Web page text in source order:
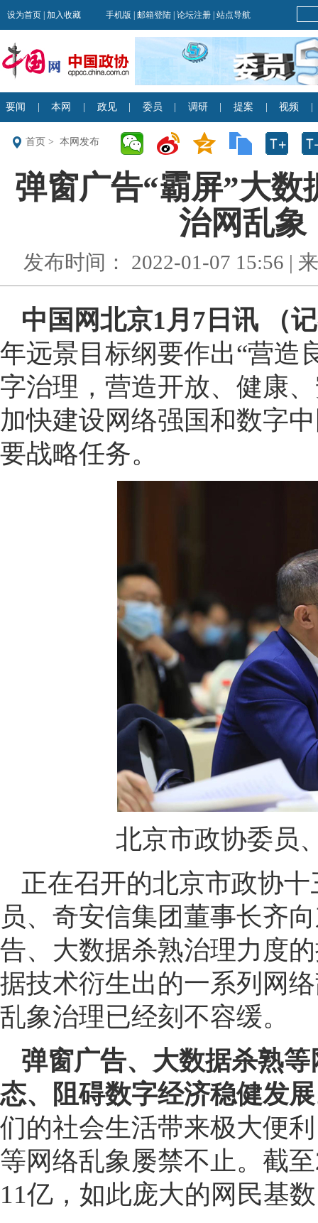
首页 > 本网发布
弹窗广告“霸屏”大
治网乱象
发布时间： 2022-01-07 15:56 |
中国网北京1月7日讯 （
年远景目标纲要作出“营造
字治理，营造开放、健康
加快建设网络强国和数字
要战略任务。
北京市政协委员
正在召开的北京市政协
员、奇安信集团董事长齐
告、大数据杀熟治理力度
据技术衍生出的一系列网
乱象治理已经刻不容缓。
弹窗广告、大数据杀熟
态、阻碍数字经济稳健发
们的社会生活带来极大便
等网络乱象屡禁不止。截
11亿，如此庞大的网民基